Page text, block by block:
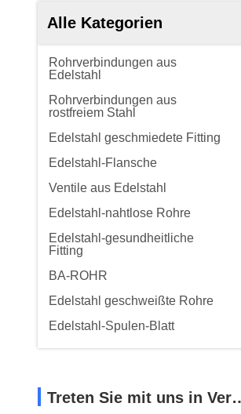
Alle Kategorien
Rohrverbindungen aus
Edelstahl
Rohrverbindungen aus
rostfreiem Stahl
Edelstahl geschmiedete Fitting
Edelstahl-Flansche
Ventile aus Edelstahl
Edelstahl-nahtlose Rohre
Edelstahl-gesundheitliche
Fitting
BA-ROHR
Edelstahl geschweißte Rohre
Edelstahl-Spulen-Blatt
Treten Sie mit uns in Verbindung